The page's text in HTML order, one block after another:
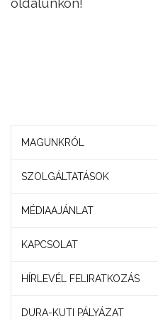
MAGUNKRÓL
SZOLGÁLTATÁSOK
MÉDIAAJÁNLAT
KAPCSOLAT
HÍRLEVÉL FELIRATKOZÁS
DURA-KUTI PÁLYÁZAT